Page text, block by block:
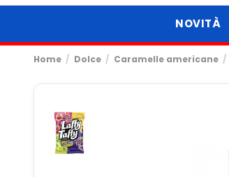
NOVITÀ
Home Dolce Caramelle americane